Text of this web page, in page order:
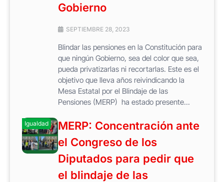
Gobierno
SEPTIEMBRE 28, 2023
Blindar las pensiones en la Constitución para
que ningún Gobierno, sea del color que sea,
pueda privatizarlas ni recortarlas. Este es el
objetivo que lleva años reivindicando la
Mesa Estatal por el Blindaje de las
Pensiones (MERP) ha estado presente...
Igualdad
MERP: Concentración ante
el Congreso de los
Diputados para pedir que
el blindaje de las